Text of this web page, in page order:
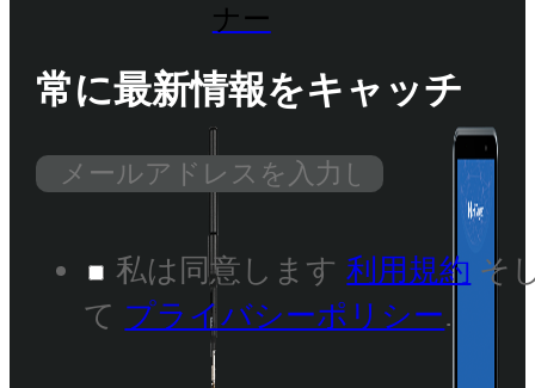
ナー
常に最新情報をキャッチ
私は同意します利用規約 そ
て プライバシーポリシー.